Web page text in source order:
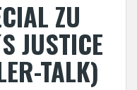
ZU
JUSTICE
TALK)